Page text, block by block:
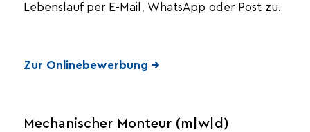
Lebenslauf per E-Mail, WhatsApp oder Post zu.
Zur Onlinebewerbung →
Mechanischer Monteur (m|w|d)